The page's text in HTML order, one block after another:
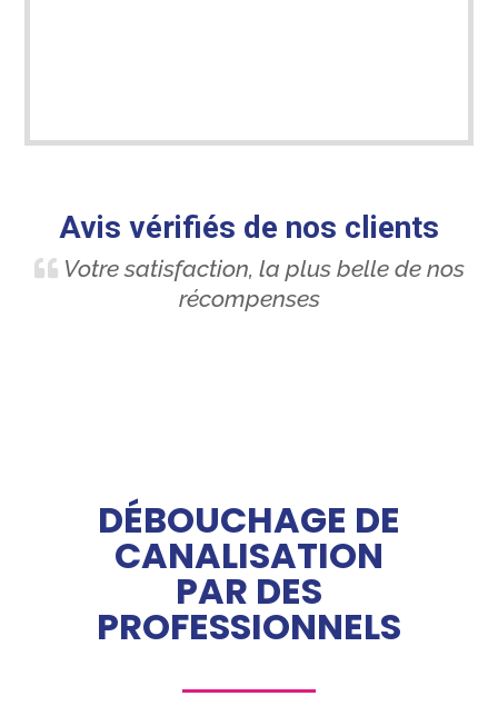
Avis vérifiés de nos clients
Votre satisfaction, la plus belle de nos
récompenses
DÉBOUCHAGE DE
CANALISATION
PAR DES
PROFESSIONNELS